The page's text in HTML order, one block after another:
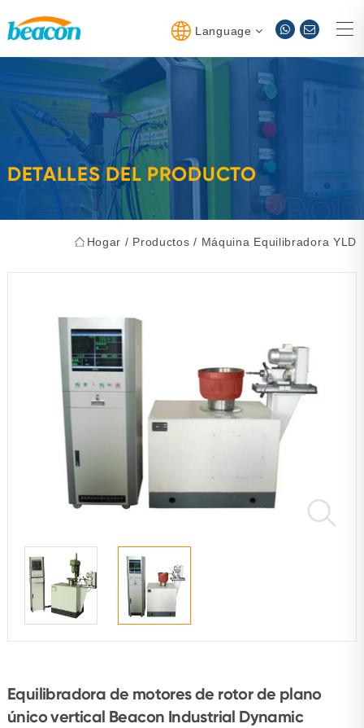
Language
DETALLES DEL PRODUCTO
Hogar / Productos / Máquina Equilibradora YLD
Equilibradora de motores de rotor de plano
único vertical Beacon Industrial Dynamic